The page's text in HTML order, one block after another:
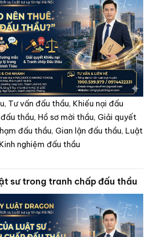
Tư vấn đấu thầu, Khiếu nại đấu
thầu, Hồ sơ mời thầu, Giải quyết
đấu thầu, Gian lận đấu thầu, Luật
nghiệm đấu thầu
sư trong tranh chấp đấu thầu